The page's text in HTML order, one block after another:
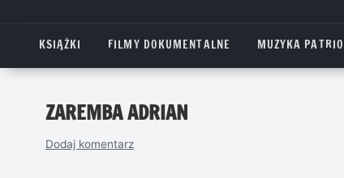
KSIĄŻKI
FILMY DOKUMENTALNE MUZYKA
ZAREMBA ADRIAN
Dodaj komentarz